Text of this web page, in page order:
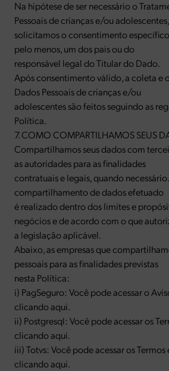
Na hipótese de ser necessário o
Pessoais de crianças e/ou adolescentes,
solicitamos o consentimento
pelo menos, um dos pais ou do
responsável legal do Titular do Dado.
Após consentimento válido, a coleta e
Dados Pessoais de crianças e/ou
adolescentes são feitos seguindo as
Política.
7. COMO COMPARTILHAMOS SEUS
Compartilhamos seus dados com
as autoridades para as finalidades
contratuais e legais, quando
compartilhamento de dados efetuado
é realizado dentro dos limites e
negócios e de acordo com o que
a legislação aplicável.
Abaixo, as empresas que
pessoais para as finalidades previstas
nesta Política:
i) PagSeguro: Você pode acessar o
clicando aqui.
ii) Postgresql: Você pode acessar os
clicando aqui.
iii) Totvs: Você pode acessar os
clicando aqui.